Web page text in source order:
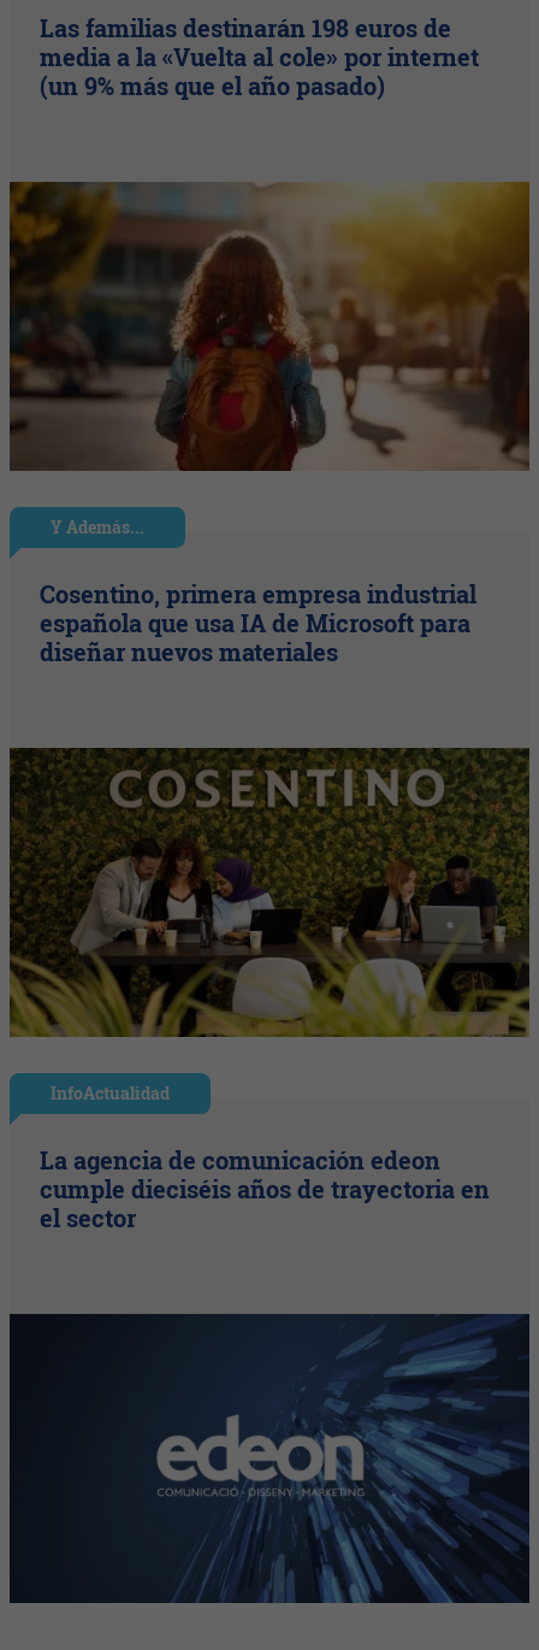
Las familias destinarán 198 euros de
media a la «Vuelta al cole» por internet
(un 9% más que el año pasado)
Y Además...
Cosentino, primera empresa industrial
española que usa IA de Microsoft para
diseñar nuevos materiales
InfoActualidad
La agencia de comunicación edeon
cumple dieciséis años de trayectoria en
el sector